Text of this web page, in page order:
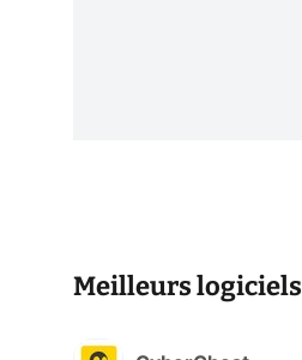
Meilleurs logiciels